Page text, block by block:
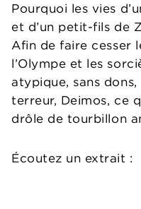
Pourquoi les vies
et d’un petit-fils de
Afin de faire cesser
l’Olympe et les
atypique, sans
terreur, Deimos, ce
drôle de tourbillon
Écoutez un extrait :